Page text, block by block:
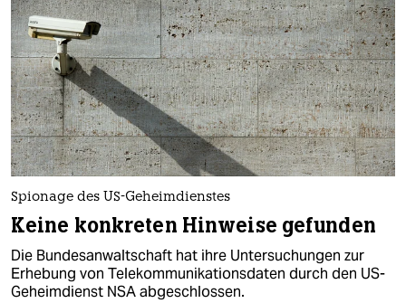
Spionage des US-Geheimdienstes
Keine konkreten Hinweise gefunden
Die Bundesanwaltschaft hat ihre Untersuchungen zur
Erhebung von Telekommunikationsdaten durch den US-
Geheimdienst NSA abgeschlossen.